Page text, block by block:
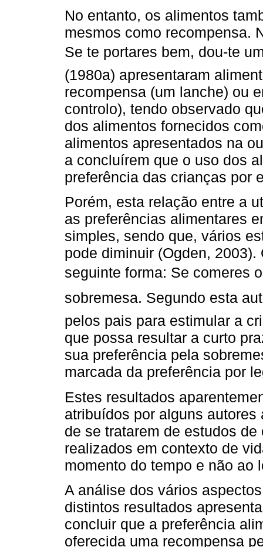
No entanto, os alimentos
mesmos como recompensa.
Se te portares bem, dou-te
(1980a) apresentaram
recompensa (um lanche) ou
controlo), tendo observado
dos alimentos fornecidos
alimentos apresentados na
a concluírem que o uso dos
preferência das crianças por
Porém, esta relação entre a
as preferências alimentares
simples, sendo que, vários
pode diminuir (Ogden,
seguinte forma: Se comeres
sobremesa. Segundo esta
pelos pais para estimular a
que possa resultar a curto
sua preferência pela
marcada da preferência por
Estes resultados
atribuídos por alguns
de se tratarem de estudos
realizados em contexto de
momento do tempo e não ao
A análise dos vários
distintos resultados
concluir que a preferência
oferecida uma recompensa